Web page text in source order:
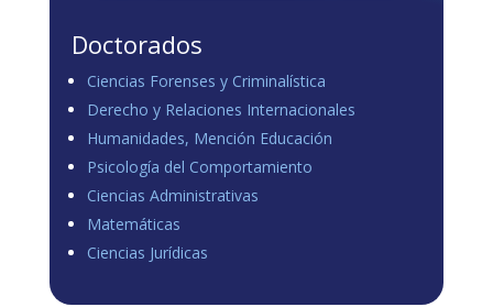
Doctorados
Ciencias Forenses y Criminalística
Derecho y Relaciones Internacionales
Humanidades, Mención Educación
Psicología del Comportamiento
Ciencias Administrativas
Matemáticas
Ciencias Jurídicas